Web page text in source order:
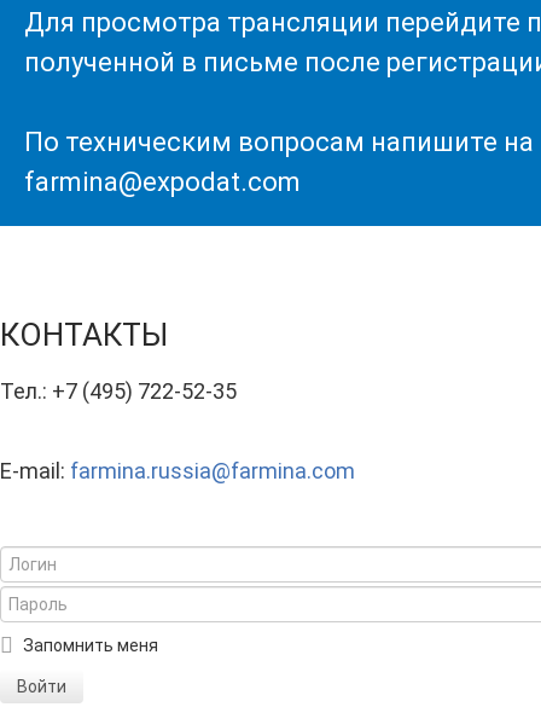
Для просмотра трансляции перейдите
полученной в письме после
По техническим вопросам напишите на
farmina@expodat.com
КОНТАКТЫ
Тел.: +7 (495) 722-52-35
E-mail: farmina.russia@farmina.com
Запомнить меня
Войти